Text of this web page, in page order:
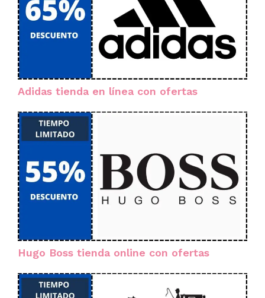
Adidas tienda en línea con ofertas
Hugo Boss tienda online con ofertas